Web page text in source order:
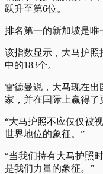
跃升至第6位。
排名第一的新加坡是唯
该指数显示，大马护照
中的183个。
雷德曼说，大马现在出
家，并在国际上赢得了
“大马护照不应仅仅被
世界地位的象征。”
“当我们持有大马护照
是我们力量的象征。”